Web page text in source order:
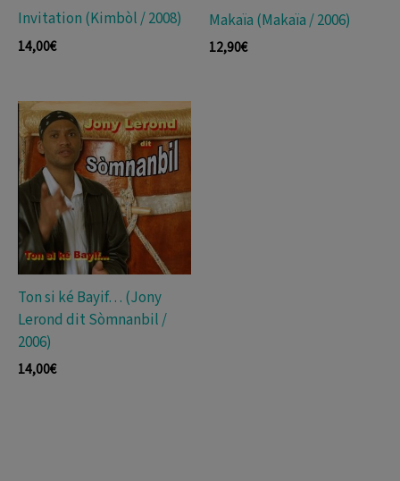
Invitation (Kimbòl / 2008)
14,00€
Makaïa (Makaïa / 2006)
12,90€
Ton si ké Bayif… (Jony
Lerond dit Sòmnanbil /
2006)
14,00€